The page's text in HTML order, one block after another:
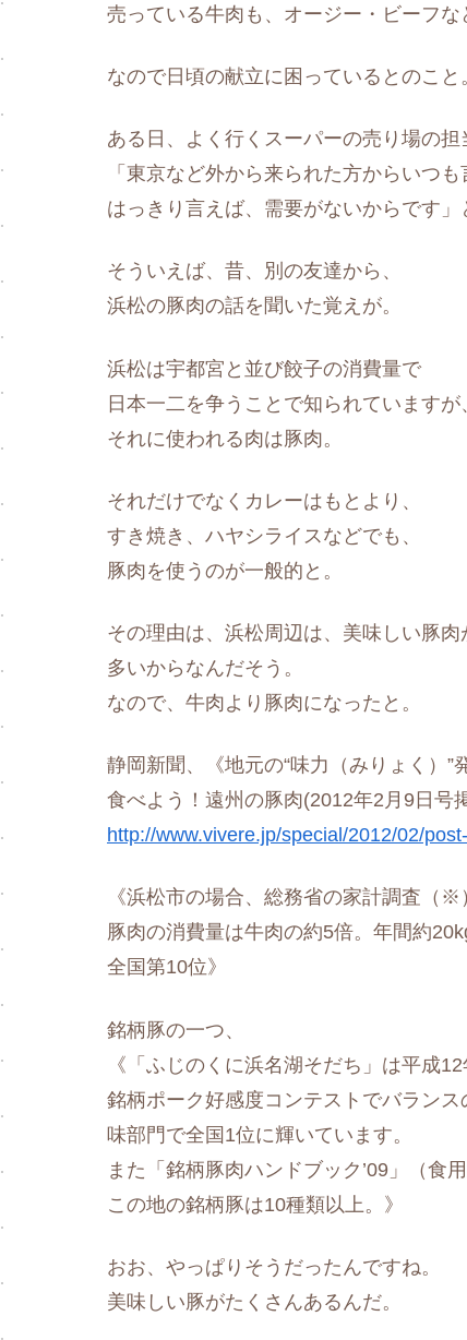
売っている牛肉も、オージー・ビーフな
なので日頃の献立に困っているとのこと
ある日、よく行くスーパーの売り場の担
「東京など外から来られた方からいつも
はっきり言えば、需要がないからです」
そういえば、昔、別の友達から、
浜松の豚肉の話を聞いた覚えが。
浜松は宇都宮と並び餃子の消費量で
日本一二を争うことで知られていますが
それに使われる肉は豚肉。
それだけでなくカレーはもとより、
すき焼き、ハヤシライスなどでも、
豚肉を使うのが一般的と。
その理由は、浜松周辺は、美味しい豚肉
多いからなんだそう。
なので、牛肉より豚肉になったと。
静岡新聞、《地元の“味力（みりょく）”
食べよう！遠州の豚肉(2012年2月9日号
http://www.vivere.jp/special/2012/02/
《浜松市の場合、総務省の家計調査（※
豚肉の消費量は牛肉の約5倍。年間約
全国第10位》
銘柄豚の一つ、
《「ふじのくに浜名湖そだち」は平成
銘柄ポーク好感度コンテストでバランス
味部門で全国1位に輝いています。
また「銘柄豚肉ハンドブック’09」（食
この地の銘柄豚は10種類以上。》
おお、やっぱりそうだったんですね。
美味しい豚がたくさんあるんだ。